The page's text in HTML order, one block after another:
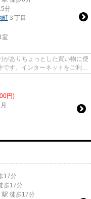
分
町 ３丁目
室
がありちょっとした買い物に便
す。インターネットをご利用
円)
17分
歩17分
駅 徒歩17分